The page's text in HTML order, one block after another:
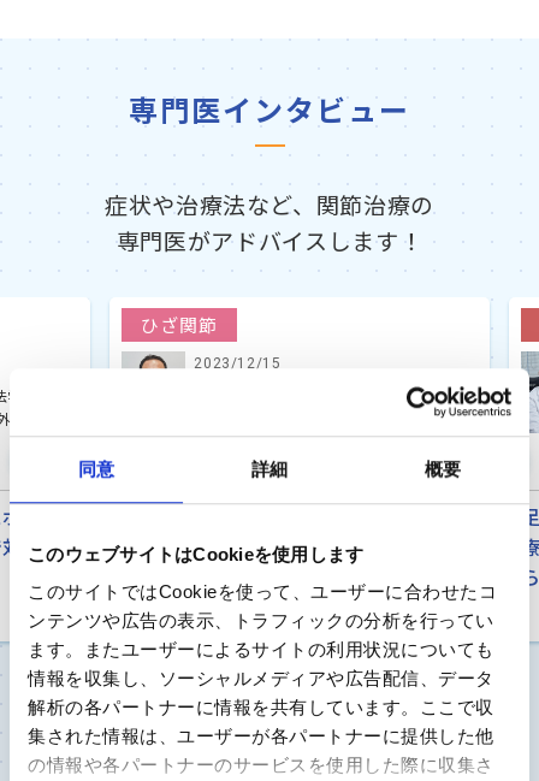
同意 詳細 概要
このウェブサイトはCookieを使用します
このサイトではCookieを使って、ユーザーに合わせたコ
ンテンツや広告の表示、トラフィックの分析を行ってい
ます。またユーザーによるサイトの利用状況についても
情報を収集し、ソーシャルメディアや広告配信、データ
解析の各パートナーに情報を共有しています。ここで収
集された情報は、ユーザーが各パートナーに提供した他
の情報や各パートナーのサービスを使用した際に収集さ
専門医インタビュー
症状や治療法など、関節治療の
専門医がアドバイスします！
和
で
ひざ関節
2023/12/15
東京女子医科大学病院 整形外科 助教
置換術後に気になることがあれば専門
足
療
ら
もっと見る